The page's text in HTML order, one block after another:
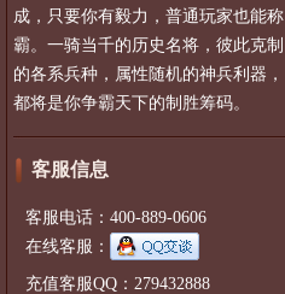
成，只要你有毅力，普通玩家也能称
霸。一骑当千的历史名将，彼此克制
的各系兵种，属性随机的神兵利器，
都将是你争霸天下的制胜筹码。
客服信息
客服电话：400-889-0606
在线客服：
充值客服QQ：279432888